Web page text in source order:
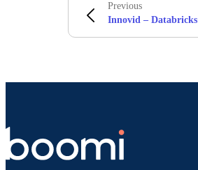
Previous
Innovid – Databricks